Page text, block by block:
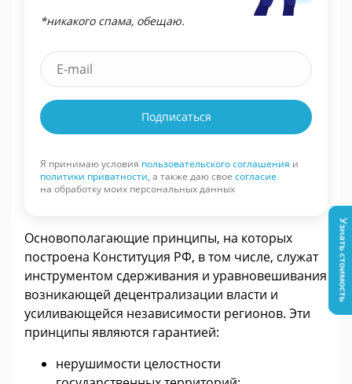
*никакого спама, обещаю.
Подписаться
Я принимаю условия пользовательского соглашения и
политики приватности, а также даю свое согласие
на обработку моих персональных данных
Основополагающие принципы, на которых
построена Конституция РФ, в том числе, служат
инструментом сдерживания и уравновешивания
возникающей децентрализации власти и
усиливающейся независимости регионов. Эти
принципы являются гарантией:
нерушимости целостности
Узнать стоимость